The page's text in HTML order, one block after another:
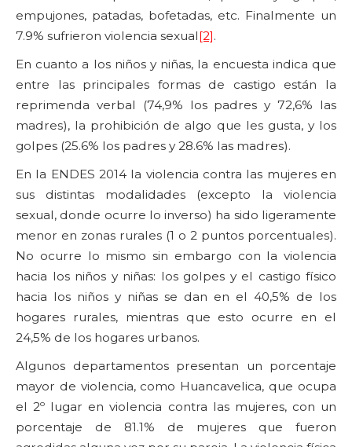
empujones, patadas, bofetadas, etc. Finalmente un
7.9% sufrieron violencia sexual[2].
En cuanto a los niños y niñas, la encuesta indica que
entre las principales formas de castigo están la
reprimenda verbal (74,9% los padres y 72,6% las
madres), la prohibición de algo que les gusta, y los
golpes (25.6% los padres y 28.6% las madres).
En la ENDES 2014 la violencia contra las mujeres en
sus distintas modalidades (excepto la violencia
sexual, donde ocurre lo inverso) ha sido ligeramente
menor en zonas rurales (1 o 2 puntos porcentuales).
No ocurre lo mismo sin embargo con la violencia
hacia los niños y niñas: los golpes y el castigo físico
hacia los niños y niñas se dan en el 40,5% de los
hogares rurales, mientras que esto ocurre en el
24,5% de los hogares urbanos.
Algunos departamentos presentan un porcentaje
mayor de violencia, como Huancavelica, que ocupa
el 2º lugar en violencia contra las mujeres, con un
porcentaje de 81.1% de mujeres que fueron